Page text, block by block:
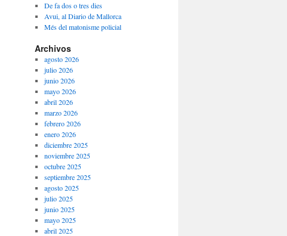
De fa dos o tres dies
Avui, al Diario de Mallorca
Més del matonisme policial
Archivos
agosto 2026
julio 2026
junio 2026
mayo 2026
abril 2026
marzo 2026
febrero 2026
enero 2026
diciembre 2025
noviembre 2025
octubre 2025
septiembre 2025
agosto 2025
julio 2025
junio 2025
mayo 2025
abril 2025